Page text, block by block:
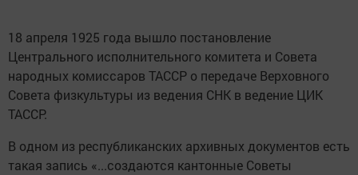
18 апреля 1925 года вышло постановление
Центрального исполнительного комитета и Совета
народных комиссаров ТАССР о передаче Верховного
Совета физкультуры из ведения СНК в ведение ЦИК
ТАССР.
В одном из республиканских архивных документов есть
такая запись «...создаются кантонные Советы